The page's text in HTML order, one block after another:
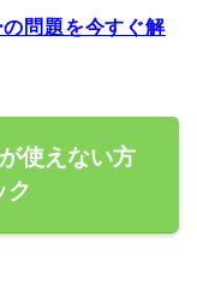
問題を今すぐ解
使えない方
ク